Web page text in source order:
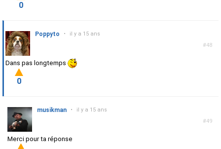
0
#48
Poppyto • il y a 15 ans
Dans pas longtemps
0
#49
musikman • il y a 15 ans
Merci pour ta réponse